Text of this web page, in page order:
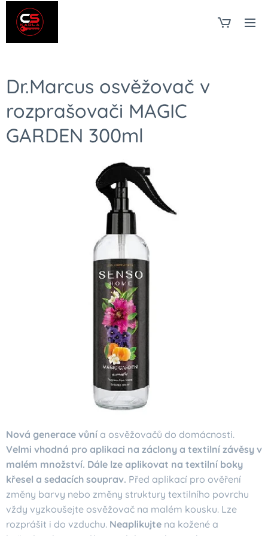
Dr.Marcus osvěžovač v
rozprašovači MAGIC
GARDEN 300ml
Nová generace vůní a osvěžovačů do domácnosti.
Velmi vhodná pro aplikaci na záclony a textilní závěsy v
malém množství. Dále lze aplikovat na textilní boky
křesel a sedacích souprav. Před aplikací pro ověření
změny barvy nebo změny struktury textilního povrchu
vždy vyzkoušejte osvěžovač na malém kousku. Lze
rozprášit i do vzduchu. Neaplikujte na kožené a